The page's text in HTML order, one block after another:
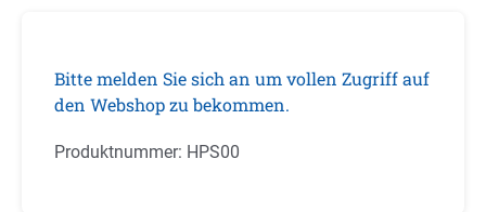
Bitte melden Sie sich an um vollen Zugriff auf
den Webshop zu bekommen.
Produktnummer: HPS00